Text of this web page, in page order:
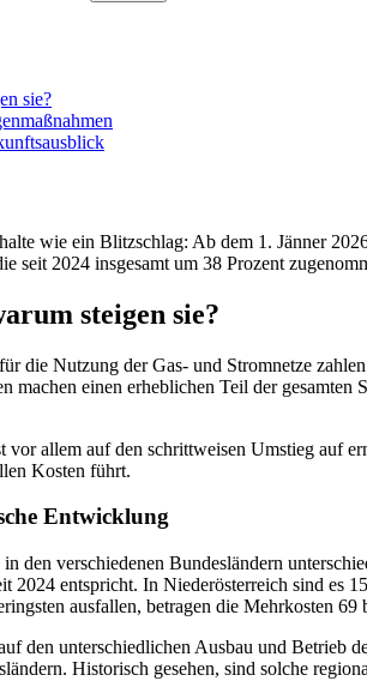
sie?
wie ein Blitzschlag: Ab dem 1. Jänner
seit 2024 insgesamt um 38 Prozent
steigen sie?
die Nutzung der Gas- und Stromnetze
machen einen erheblichen Teil der
allem auf den schrittweisen Umstieg auf
Kosten führt.
Entwicklung
den verschiedenen Bundesländern
2024 entspricht. In Niederösterreich sind
ausfallen, betragen die Mehrkosten 69
den unterschiedlichen Ausbau und
Historisch gesehen, sind solche